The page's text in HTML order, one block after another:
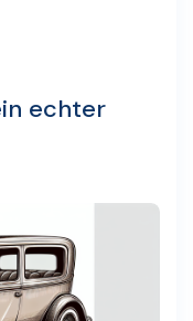
echter